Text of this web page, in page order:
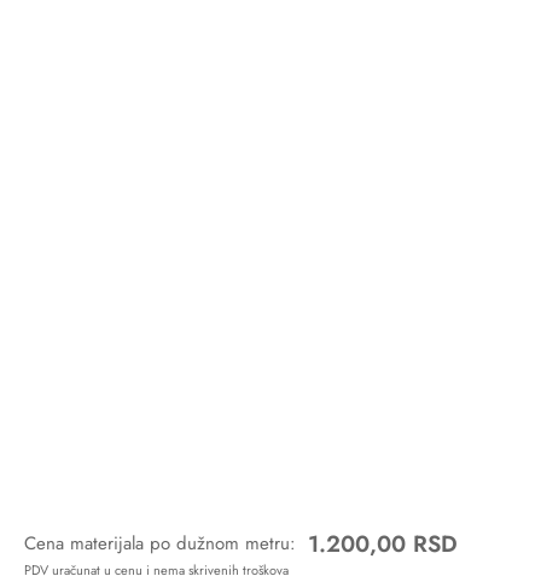
Cena materijala po dužnom metru: 1.200,00 RSD
PDV uračunat u cenu i nema skrivenih troškova